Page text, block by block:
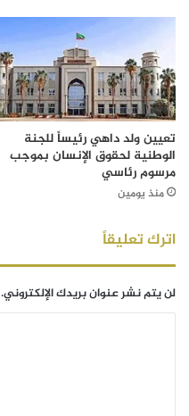
تعيين ولد داهي رئيساً للجنة
الوطنية لحقوق الإنسان بموجب
مرسوم رئاسي
منذ يومين
اترك تعليقاً
لن يتم نشر عنوان بريدك الإلكتروني.